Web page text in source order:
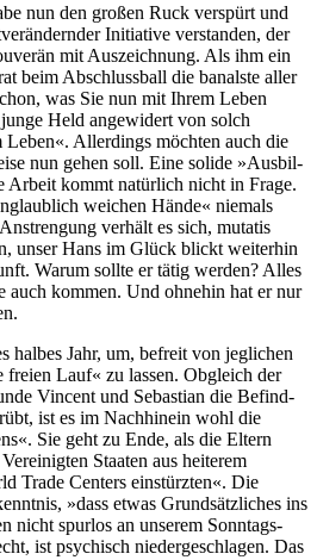
nun den großen Ruck verspürt und
Initia­tive verstan­den, der
mit Auszeich­nung. Als ihm ein
beim Abschluss­ball die banalste aller
was Sie nun mit Ihrem Leben
Held ange­widert von solch
Aller­dings möchten auch die
nun gehen soll. Eine solide »Ausbil­
Arbeit kommt natürlich nicht in Frage.
weichen Hände« niemals
verhält es sich, mutatis
unser Hans im Glück blickt weiterhin
Warum sollte er tätig werden? Alles
auch kommen. Und ohnehin hat er nur
halbes Jahr, um, befreit von jeglichen
freien Lauf« zu lassen. Obgleich der
Vincent und Sebastian die Befind­
ist es im Nach­hinein wohl die
Sie geht zu Ende, als die Eltern
Staaten aus heiterem
Trade Centers einstürz­ten«. Die
»dass etwas Grund­sätzliches ins
nicht spurlos an unserem Sonntags­
ist psychisch niederge­schlagen. Das